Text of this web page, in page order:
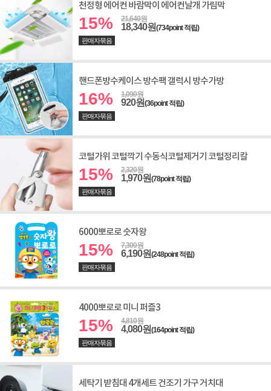
천정형 에어컨 바람막이 에어컨날개 가림막
15% 21,640원
18,340원(734point 적립)
판매자묶음
핸드폰방수케이스 방수팩 갤럭시 방수가방
16% 1,090원
920원(36point 적립)
판매자묶음
코털가위 코털깍기 수동식코털제거기 코털정리칼
15% 2,320원
1,970원(78point 적립)
판매자묶음
6000뽀로로 숫자왕
15% 7,300원
6,190원(248point 적립)
판매자묶음
4000뽀로로 미니 퍼즐3
15% 4,810원
4,080원(164point 적립)
판매자묶음
세탁기 받침대 4개세트 건조기 가구 거치대